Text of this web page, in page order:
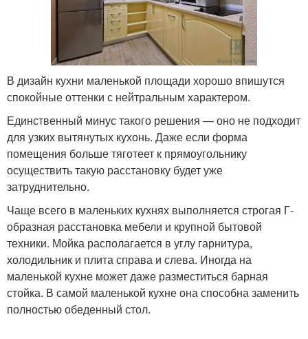
В дизайн кухни маленькой площади хорошо впишутся
спокойные оттенки с нейтральным характером.
Единственный минус такого решения — оно не подходит
для узких вытянутых кухонь. Даже если форма
помещения больше тяготеет к прямоугольнику
осуществить такую расстановку будет уже
затруднительно.
Чаще всего в маленьких кухнях выполняется строгая Г-
образная расстановка мебели и крупной бытовой
техники. Мойка располагается в углу гарнитура,
холодильник и плита справа и слева. Иногда на
маленькой кухне может даже разместиться барная
стойка. В самой маленькой кухне она способна заменить
полностью обеденный стол.